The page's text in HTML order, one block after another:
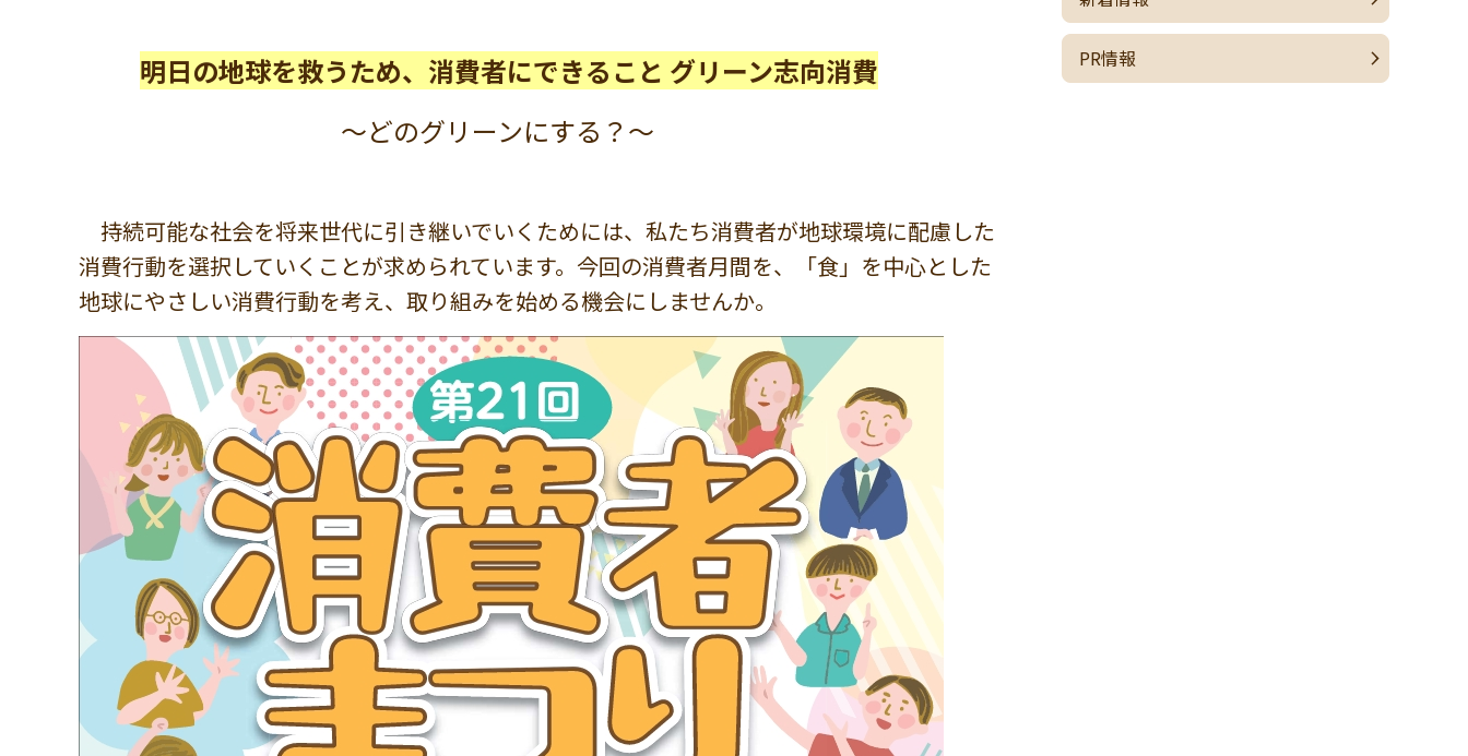
明日の地球を救うため、消費者にできること グリーン志向消費
～どのグリーンにする？～
持続可能な社会を将来世代に引き継いでいくためには、私たち消費者が地球環境に配慮した
消費行動を選択していくことが求められています。今回の消費者月間を、「食」を中心とした
地球にやさしい消費行動を考え、取り組みを始める機会にしませんか。
PR情報